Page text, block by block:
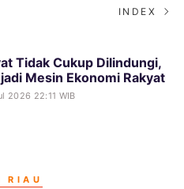
INDEX
Tidak Cukup Dilindungi,
Mesin Ekonomi Rakyat
2026 22:11 WIB
RIAU